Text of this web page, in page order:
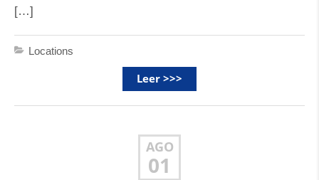
[…]
Locations
Leer >>>
AGO
01